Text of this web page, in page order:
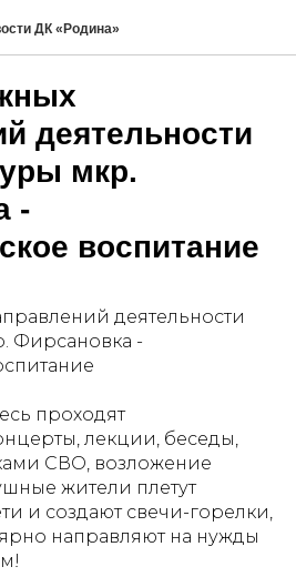
ДК «Родина»
деятельности
мкр.
-
воспитание
деятельности
Фирсановка -
проходят
лекции, беседы,
СВО, возложение
жители плетут
и создают свечи-горелки,
направляют на нужды